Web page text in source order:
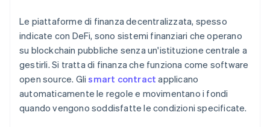
Le piattaforme di finanza decentralizzata, spesso
indicate con DeFi, sono sistemi finanziari che operano
su blockchain pubbliche senza un'istituzione centrale a
gestirli. Si tratta di finanza che funziona come software
open source. Glismart contract applicano
automaticamente le regole e movimentano i fondi
quando vengono soddisfatte le condizioni specificate.